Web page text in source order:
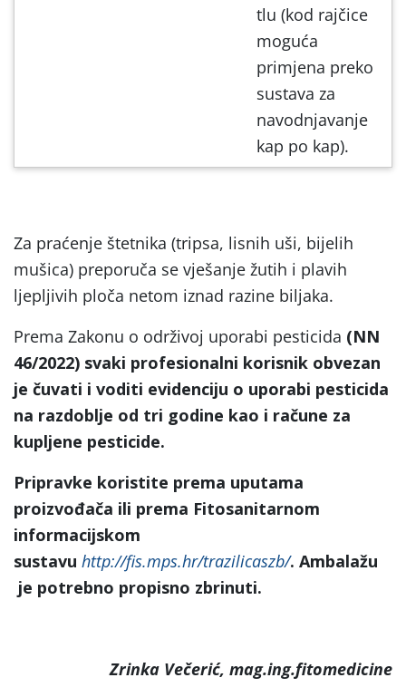
tlu (kod rajčice
moguća
primjena preko
sustava za
navodnjavanje
kap po kap).
Za praćenje štetnika (tripsa, lisnih uši, bijelih
mušica) preporuča se vješanje žutih i plavih
ljepljivih ploča netom iznad razine biljaka.
Prema Zakonu o održivoj uporabi pesticida (NN
46/2022) svaki profesionalni korisnik obvezan
je čuvati i voditi evidenciju o uporabi pesticida
na razdoblje od tri godine kao i račune za
kupljene pesticide.
Pripravke koristite prema uputama
proizvođača ili prema Fitosanitarnom
informacijskom
sustavu http://fis.mps.hr/trazilicaszb/. Ambalažu
je potrebno propisno zbrinuti.
Zrinka Večerić, mag.ing.fitomedicine